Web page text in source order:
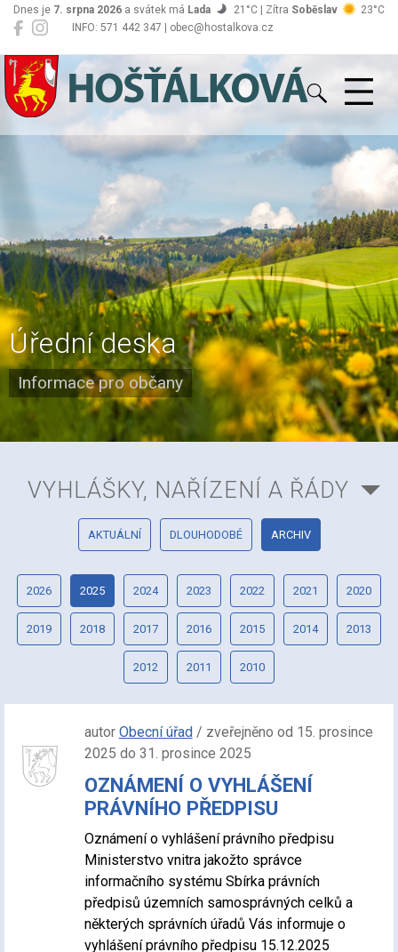
INFO: 571 442 347 | obec@hostalkova.cz
Dnes je 7. srpna 2026 a svátek má Lada 21°C | Zítra Soběslav 23°C
Hošťálková
Úřední deska
Informace pro občany
VYHLÁŠKY, NAŘÍZENÍ A ŘÁDY
AKTUÁLNÍ DLOUHODOBÉ ARCHIV
2026 2025 2024 2023 2022 2021 2020
2019 2018 2017 2016 2015 2014 2013
2012 2011 2010
autor Obecní úřad/ zveřejněno od 15. prosince
2025 do 31. prosince 2025
OZNÁMENÍ O VYHLÁŠENÍ
PRÁVNÍHO PŘEDPISU
Oznámení o vyhlášení právního předpisu
Ministerstvo vnitra jakožto správce
informačního systému Sbírka právních
předpisů územních samosprávných celků a
některých správních úřadů Vás informuje o
vyhlášení právního předpisu 15.12.2025